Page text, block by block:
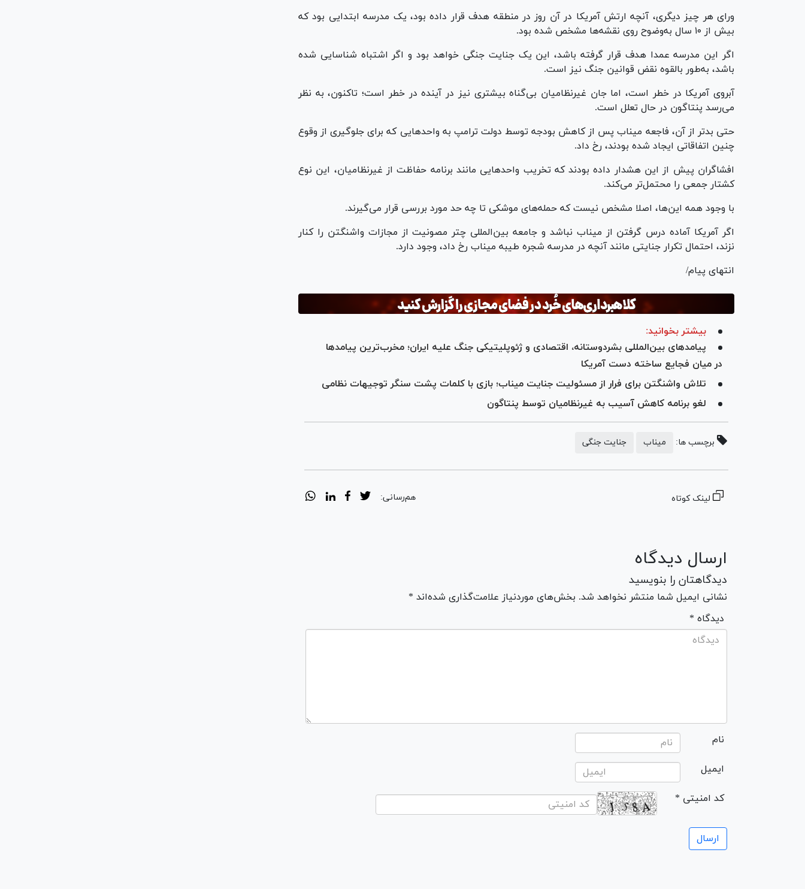
ورای هر چیز دیگری، آنچه ارتش آمریکا در آن روز در منطقه هدف قرار داده بود، یک مدرسه ابتدایی بود که
بیش از ۱۰ سال به‌وضوح روی نقشه‌ها مشخص شده بود.
اگر این مدرسه عمدا هدف قرار گرفته باشد، این یک جنایت جنگی خواهد بود و اگر اشتباه شناسایی شده
باشد، به‌طور بالقوه نقض قوانین جنگ نیز است.
آبروی آمریکا در خطر است، اما جان غیرنظامیان بی‌گناه بیشتری نیز در آینده در خطر است؛ تاکنون، به نظر
می‌رسد پنتاگون در حال تعلل است.
حتی بدتر از آن، فاجعه میناب پس از کاهش بودجه توسط دولت ترامپ به واحدهایی که برای جلوگیری از وقوع
چنین اتفاقاتی ایجاد شده بودند، رخ داد.
افشاگران پیش از این هشدار داده بودند که تخریب واحدهایی مانند برنامه حفاظت از غیرنظامیان، این نوع
کشتار جمعی را محتمل‌تر می‌کند.
با وجود همه این‌ها، اصلا مشخص نیست که حمله‌های موشکی تا چه حد مورد بررسی قرار می‌گیرند.
اگر آمریکا آماده درس گرفتن از میناب نباشد و جامعه بین‌المللی چتر مصونیت از مجازات واشنگتن را کنار
نزند، احتمال تکرار جنایتی مانند آنچه در مدرسه شجره طیبه میناب رخ داد، وجود دارد.
انتهای پیام/
بیشتر بخوانید:
پیامدهای بین‌المللی بشردوستانه، اقتصادی و ژئوپلیتیکی جنگ علیه ایران؛ مخرب‌ترین پیامدها
در میان فجایع ساخته دست آمریکا
تلاش واشنگتن برای فرار از مسئولیت جنایت میناب؛ بازی با کلمات پشت سنگر توجیهات نظامی
لغو برنامه کاهش آسیب به غیرنظامیان توسط پنتاگون
برچسب ها: میناب جنایت جنگی
لینک کوتاه هم‌رسانی:
ارسال دیدگاه
دیدگاهتان را بنویسید
نشانی ایمیل شما منتشر نخواهد شد. بخش‌های موردنیاز علامت‌گذاری شده‌اند *
* دیدگاه
نام
ایمیل
* کد امنیتی